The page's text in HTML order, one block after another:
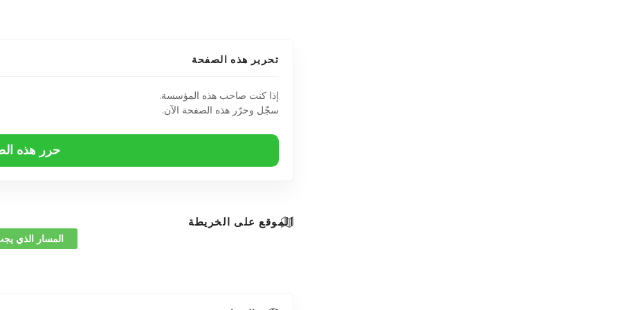
تحرير هذه الصفحة
إذا كنت صاحب هذه المؤسسة.
سجّل وحرّر هذه الصفحة الآن.
حرر هذه
الموقع على الخريطة
المسار الذي